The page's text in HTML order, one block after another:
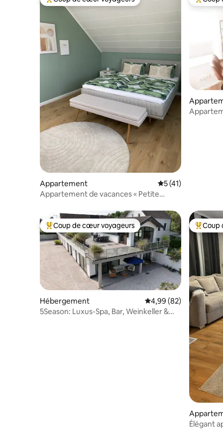
Coups de cœur voyageurs les plus appréciés
Appartement Évaluation
5 (41)
Appartement de vacances « Petite
Coups
Coups de cœur voyageurs les plus appréciés
Coup de cœur voyageurs
Hébergement Évaluation moyenne
4,99 (82)
5Season: Luxus-Spa, Bar, Weinkeller &
Coups
Coup
Élégant